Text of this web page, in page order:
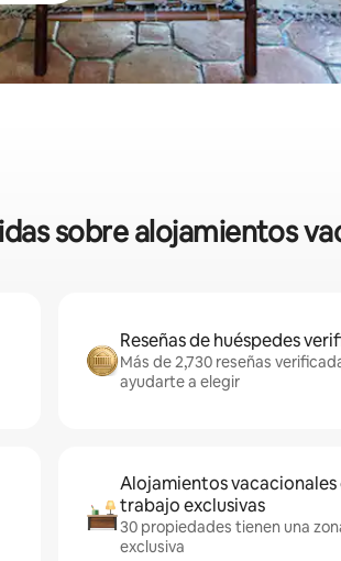
sobre alojamientos
Reseñas de huéspedes
Más de 2,730 reseñas
ayudarte a elegir
Alojamientos vacacionales
trabajo exclusivas
30 propiedades tienen una
exclusiva